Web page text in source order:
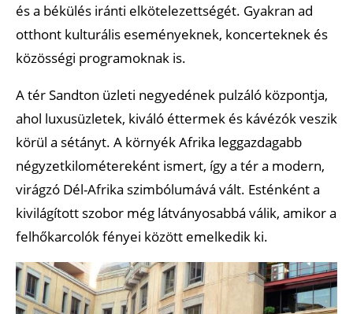
és a békülés iránti elkötelezettségét. Gyakran ad
otthont kulturális eseményeknek, koncerteknek és
közösségi programoknak is.
A tér Sandton üzleti negyedének pulzáló központja,
ahol luxusüzletek, kiváló éttermek és kávézók veszik
körül a sétányt. A környék Afrika leggazdagabb
négyzetkilométereként ismert, így a tér a modern,
virágzó Dél-Afrika szimbólumává vált. Esténként a
kivilágított szobor még látványosabbá válik, amikor a
felhőkarcolók fényei között emelkedik ki.